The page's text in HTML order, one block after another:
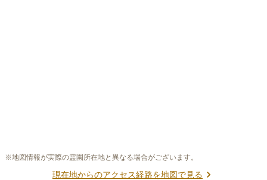
※地図情報が実際の霊園所在地と異なる場合がございます。
現在地からのアクセス経路を地図で見る